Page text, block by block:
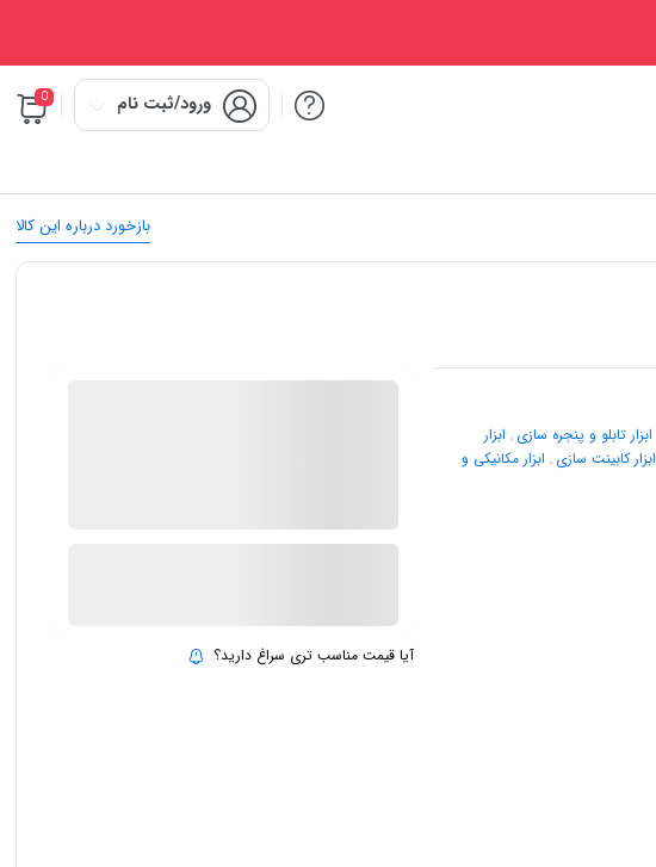
ورود/ثبت نام 0
بازخورد درباره این کالا
ابزار تابلو و پنجره سازی , ابزار
ابزار کابینت سازی , ابزار مکانیکی و
آیا قیمت مناسب تری سراغ دارید؟